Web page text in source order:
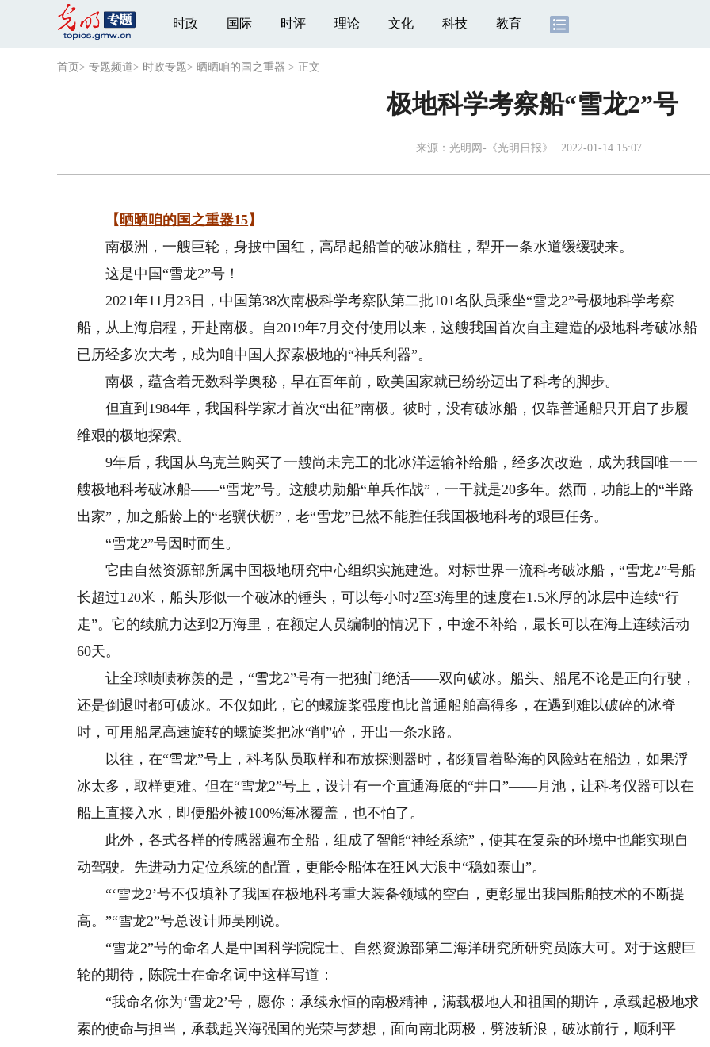
时政 国际 时评 理论 文化 科技 教育
首页 > 专题频道> 时政专题> 晒晒咱的国之重器 > 正文
极地科学考察船“雪龙2”号
来源： 光明网-《光明日报》 2022-01-14 15:07
【晒晒咱的国之重器15】
南极洲，一艘巨轮，身披中国红，高昂起船首的破冰艏柱，犁开一条水道缓缓驶来。
这是中国“雪龙2”号！
2021年11月23日，中国第38次南极科学考察队第二批101名队员乘坐“雪龙2”号极地科学考察
船，从上海启程，开赴南极。自2019年7月交付使用以来，这艘我国首次自主建造的极地科考破冰船
已历经多次大考，成为咱中国人探索极地的“神兵利器”。
南极，蕴含着无数科学奥秘，早在百年前，欧美国家就已纷纷迈出了科考的脚步。
但直到1984年，我国科学家才首次“出征”南极。彼时，没有破冰船，仅靠普通船只开启了步履
维艰的极地探索。
9年后，我国从乌克兰购买了一艘尚未完工的北冰洋运输补给船，经多次改造，成为我国唯一一
艘极地科考破冰船——“雪龙”号。这艘功勋船“单兵作战”，一干就是20多年。然而，功能上的“半路
出家”，加之船龄上的“老骥伏枥”，老“雪龙”已然不能胜任我国极地科考的艰巨任务。
“雪龙2”号因时而生。
它由自然资源部所属中国极地研究中心组织实施建造。对标世界一流科考破冰船，“雪龙2”号船
长超过120米，船头形似一个破冰的锤头，可以每小时2至3海里的速度在1.5米厚的冰层中连续“行
走”。它的续航力达到2万海里，在额定人员编制的情况下，中途不补给，最长可以在海上连续活动
60天。
让全球啧啧称羡的是，“雪龙2”号有一把独门绝活——双向破冰。船头、船尾不论是正向行驶，
还是倒退时都可破冰。不仅如此，它的螺旋桨强度也比普通船舶高得多，在遇到难以破碎的冰脊
时，可用船尾高速旋转的螺旋桨把冰“削”碎，开出一条水路。
以往，在“雪龙”号上，科考队员取样和布放探测器时，都须冒着坠海的风险站在船边，如果浮
冰太多，取样更难。但在“雪龙2”号上，设计有一个直通海底的“井口”——月池，让科考仪器可以在
船上直接入水，即便船外被100%海冰覆盖，也不怕了。
此外，各式各样的传感器遍布全船，组成了智能“神经系统”，使其在复杂的环境中也能实现自
动驾驶。先进动力定位系统的配置，更能令船体在狂风大浪中“稳如泰山”。
“‘雪龙2’号不仅填补了我国在极地科考重大装备领域的空白，更彰显出我国船舶技术的不断提
高。”“雪龙2”号总设计师吴刚说。
“雪龙2”号的命名人是中国科学院院士、自然资源部第二海洋研究所研究员陈大可。对于这艘巨
轮的期待，陈院士在命名词中这样写道：
“我命名你为‘雪龙2’号，愿你：承续永恒的南极精神，满载极地人和祖国的期许，承载起极地求
索的使命与担当，承载起兴海强国的光荣与梦想，面向南北两极，劈波斩浪，破冰前行，顺利平